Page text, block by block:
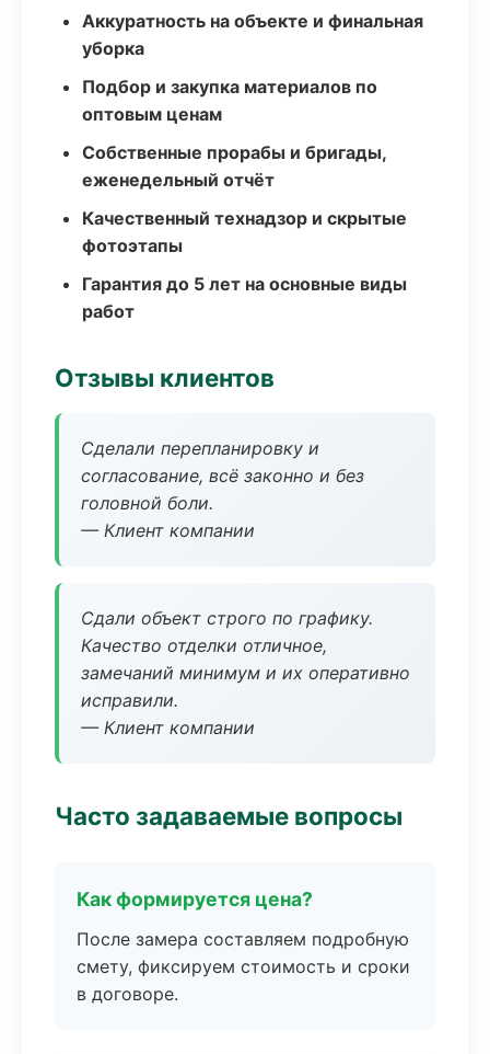
Аккуратность на объекте и финальная
уборка
Подбор и закупка материалов по
оптовым ценам
Собственные прорабы и бригады,
еженедельный отчёт
Качественный технадзор и скрытые
фотоэтапы
Гарантия до 5 лет на основные виды
работ
Отзывы клиентов
Сделали перепланировку и
согласование, всё законно и без
головной боли.
— Клиент компании
Сдали объект строго по графику.
Качество отделки отличное,
замечаний минимум и их оперативно
исправили.
— Клиент компании
Часто задаваемые вопросы
Как формируется цена?
После замера составляем подробную
смету, фиксируем стоимость и сроки
в договоре.